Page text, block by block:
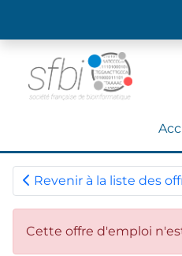
Revenir à la liste des
Cette offre d'emploi